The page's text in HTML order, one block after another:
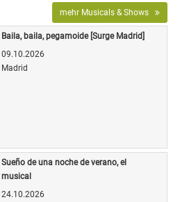
mehr Musicals & Shows
Baila, baila, pegamoide [Surge Madrid]
09.10.2026
Madrid
Sueño de una noche de verano, el
musical
24.10.2026